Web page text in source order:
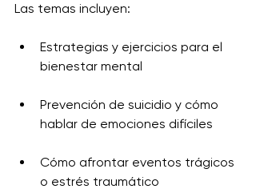
Las temas incluyen:
Estrategias y ejercicios para el
bienestar mental
Prevención de suicidio y cómo
hablar de emociones difíciles
Cómo afrontar eventos trágicos
o estrés traumático